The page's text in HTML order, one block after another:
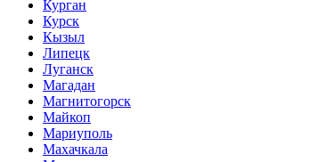
Курган
Курск
Кызыл
Липецк
Луганск
Магадан
Магнитогорск
Майкоп
Мариуполь
Махачкала